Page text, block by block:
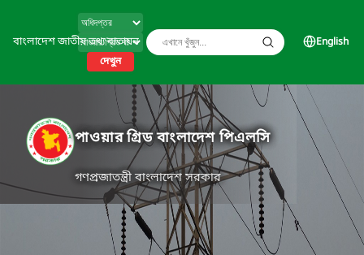
বাংলাদেশ জাতীয় তথ্য বাতায়ন
দেখুন
English
পাওয়ার গ্রিড বাংলাদেশ পিএলসি
গণপ্রজাতন্ত্রী বাংলাদেশ সরকার